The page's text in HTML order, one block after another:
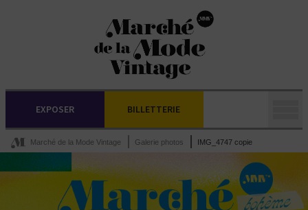
EXPOSER BILLETTERIE
Marché de la Mode Vintage Galerie photos IMG_4747 copie